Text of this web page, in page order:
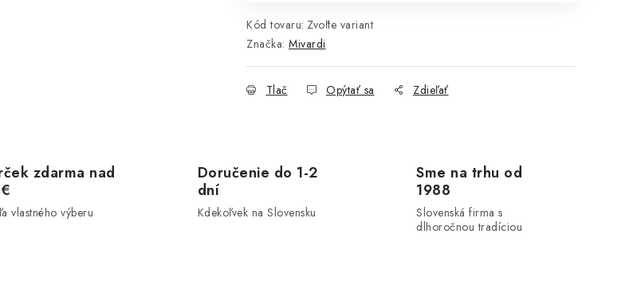
Kód tovaru: Zvoľte variant
Značka: Mivardi
Tlač Opýtať sa Zdieľať
zdarma nad
vlastného výberu
Doručenie do 1-2
dní
Kdekoľvek na Slovensku
Sme na trhu od
1988
Slovenská firma s
dlhoročnou tradíciou